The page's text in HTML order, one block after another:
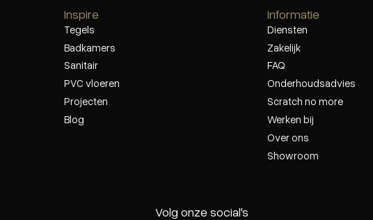
Inspire
Tegels
Badkamers
Sanitair
PVC vloeren
Projecten
Blog
Informatie
Diensten
Zakelijk
FAQ
Onderhoudsadvies
Scratch no more
Werken bij
Over ons
Showroom
Volg onze social's